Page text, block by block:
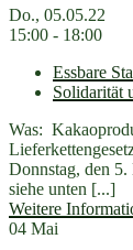
Do., 05.05.22
15:00 - 18:00
Essbare
Solidarität
Was:
Donnstag, den
siehe unten [...]
Weitere
04 Mai